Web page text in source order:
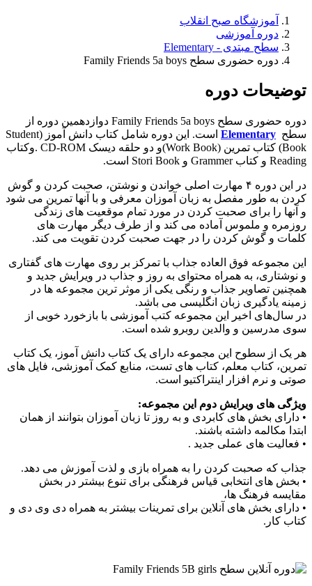
آموزشگاه صبح انقلاب
دوره آموزشی
سطح مبتدی - Elementary
دوره حضوری سطح Family Friends 5a boys
توضیحات دوره
دوره حضوری سطح Family Friends 5a boys دوازدهمین دوره از
سطح Elementary
است. این دوره شامل کتاب دانش آموز (Student
Book) کتاب تمرین (Work Book)و دو حلقه دیسک CD-ROM .وکتاب
Reading و کتاب Grammer و Stori Book است.
در این دوره ۴ مهارت اصلی خواندن و نوشتن، صحبت کردن و گوش
کردن به طور مفصل به زبان آموزان معرفی و با آنها تمرین می شود
و آنها را برای صحبت کردن در مورد تمام موقعیت های زندگی
روزمره و ملموس آماده می کند و از طرف دیگر مهارت های
کلمات و گوش کردن را در جهت صحبت کردن تقویت می کند.
این مجموعه فوق العاده جذاب با تمرکز بر روی مهارت های گفتاری
و نوشتاری، به همراه محتوای به روز و جذاب در ویرایش جدید و
همچنین تصاویر جذاب و رنگی یکی از موثر ترین مجموعه ها در
زمینه یادگیری زبان انگلیسی می باشد.
در سال‌های اخیر این مجموعه کتب آموزشی با بازخورد خوبی از
سوی مدرسین و والدین روبرو شده است.
هر یک از سطوح این مجموعه دارای یک کتاب دانش آموز، یک کتاب
تمرین، کتاب معلم، کتاب های تست، منابع کمک آموزشی، فایل های
صوتی و نرم افزار اینتراکتیو است.
ویژگی های ویرایش دوم این مجموعه:
• دارای بخش های کابردی و به روز تا زبان آموزان بتوانند از همان
ابتدا مکالمه داشته باشند.
• فعالیت های عملی جدید .
جذاب که صحبت کردن را به همراه بازی و لذت آموزش می دهد.
• بخش های انتخابی قیاس فرهنگی برای تنوع بیشتر در بخش
مقایسه فرهنگ ها،
• دارای بخش های آنلاین برای تمرینات بیشتر به همراه دی وی دی و
کتاب کار.